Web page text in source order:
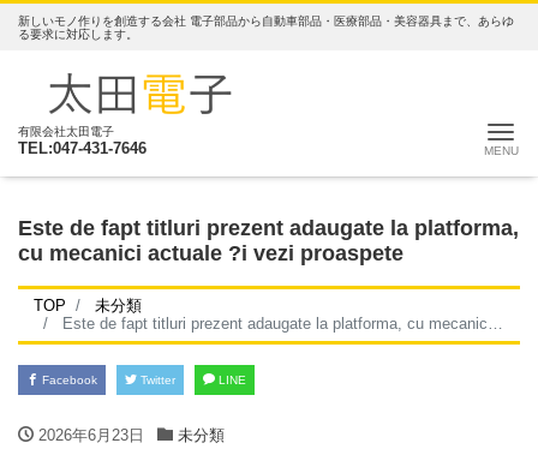
新しいモノ作りを創造する会社 電子部品から自動車部品・医療部品・美容器具まで、あらゆ
る要求に対応します。
有限会社太田電子
TEL:047-431-7646 ナ
Este de fapt titluri prezent adaugate la platforma,
cu mecanici actuale ?i vezi proaspete
TOP
未分類
Este de fapt titluri prezent adaugate la platforma, cu mecanici actuale ?i vezi proaspete
Facebook Twitter LINE
2026年6月23日 未分類